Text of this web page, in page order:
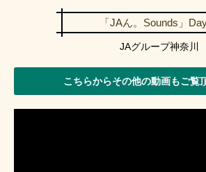
2025年7月25日
「法人JAネットバンク利用規定」の一
「振込規定」の一部改正について
「JAん。Sounds」
JAグループ神奈川
こちらからその他の動画もご覧